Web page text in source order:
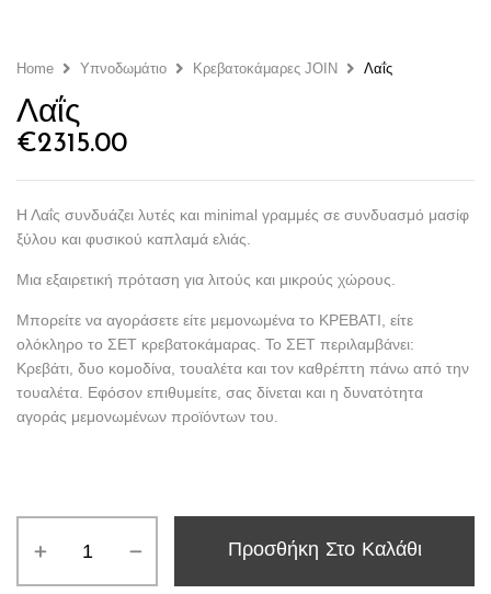
Home Υπνο­δωμάτιο Κρεβατο­κάμαρες JOIN Λαΐς
Λαΐς
€2315.00
Η Λαΐς συνδυάζει λυτές και minimal γραμμές σε συνδυασμό μασίφ
ξύλου και φυσικού καπλαμά ελιάς.
Μια εξαιρετική πρόταση για λιτούς και μικρούς χώρους.
Μπορείτε να αγοράσετε είτε μεμονωμένα το ΚΡΕΒΑΤΙ , είτε
ολόκληρο το ΣΕΤ κρεβατοκάμαρας . Το ΣΕΤ περιλαμβάνει:
Κρεβάτι, δυο κομοδίνα, τουαλέτα και τον καθρέπτη πάνω από την
τουαλέτα. Εφόσον επιθυμείτε, σας δίνεται και η δυνατότητα
αγοράς μεμονωμένων προϊόντων του.
ποσότητα
Προσθήκη Στο Καλάθι